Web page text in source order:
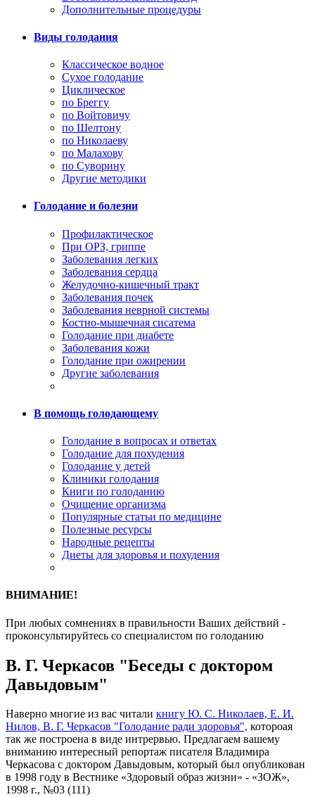
Дополнительные процедуры
Виды голодания
Классическое водное
Сухое голодание
Циклическое
по Бреггу
по Войтовичу
по Шелтону
по Николаеву
по Малахову
по Суворину
Другие методики
Голодание и болезни
Профилактическое
При ОРЗ, гриппе
Заболевания легких
Заболевания сердца
Желудочно-кишечный тракт
Заболевания почек
Заболевания неврной системы
Костно-мышечная сисатема
Голодание при диабете
Заболевания кожи
Голодание при ожирении
Другие заболевания
В помощь голодающему
Голодание в вопросах и ответах
Голодание для похудения
Голодание у детей
Клиники голодания
Книги по голоданию
Очищение организма
Популярные статьи по медицине
Полезные ресурсы
Народные рецепты
Диеты для здоровья и похудения
ВНИМАНИЕ!
При любых сомнениях в правильности Ваших действий -
проконсультируйтесь со специалистом по голоданию
В. Г. Черкасов "Беседы с доктором
Давыдовым"
Наверно многие из вас читали книгу Ю. С. Николаев, Е. И.
Нилов, В. Г. Черкасов "Голодание ради здоровья", котороая
так же построена в виде интрервью. Предлагаем вашему
вниманию интересный репортаж писателя Владимира
Черкасова с доктором Давыдовым, который был опубликован
в 1998 году в Вестнике «Здоровый образ жизни» - «ЗОЖ»,
1998 г., №03 (111)